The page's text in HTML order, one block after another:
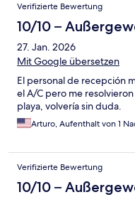
Verifizierte Bewertung
10/10 –
27. Jan. 2026
Mit Google übersetzen
El personal de recepción
el A/C pero me
playa, volvería sin duda.
Arturo, Aufenthalt von 1
Verifizierte Bewertung
10/10 –